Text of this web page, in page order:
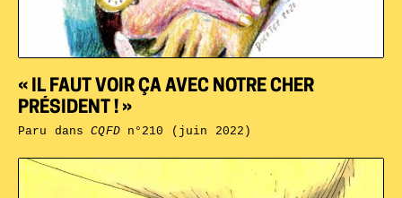
« IL FAUT VOIR ÇA AVEC NOTRE CHER
PRÉSIDENT ! »
Paru dansCQFDn°210 (juin 2022)